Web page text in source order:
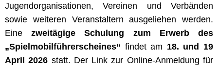
Jugendorganisationen, Vereinen und Verbänden
sowie weiteren Veranstaltern ausgeliehen werden.
Einezweitägige Schulung zum Erwerb des
„Spielmobilführerscheines“ findet am 18. und 19
April 2026 statt. Der Link zur Online-Anmeldung für